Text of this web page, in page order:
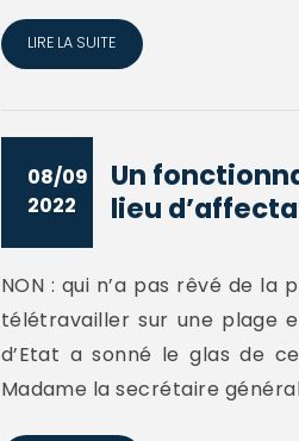
LIRE LA SUITE
08/09
2022
Un
lieu
NON : qui n’a pas rêvé de
télétravailler sur une plage
d’Etat a sonné le glas de
Madame la secrétaire